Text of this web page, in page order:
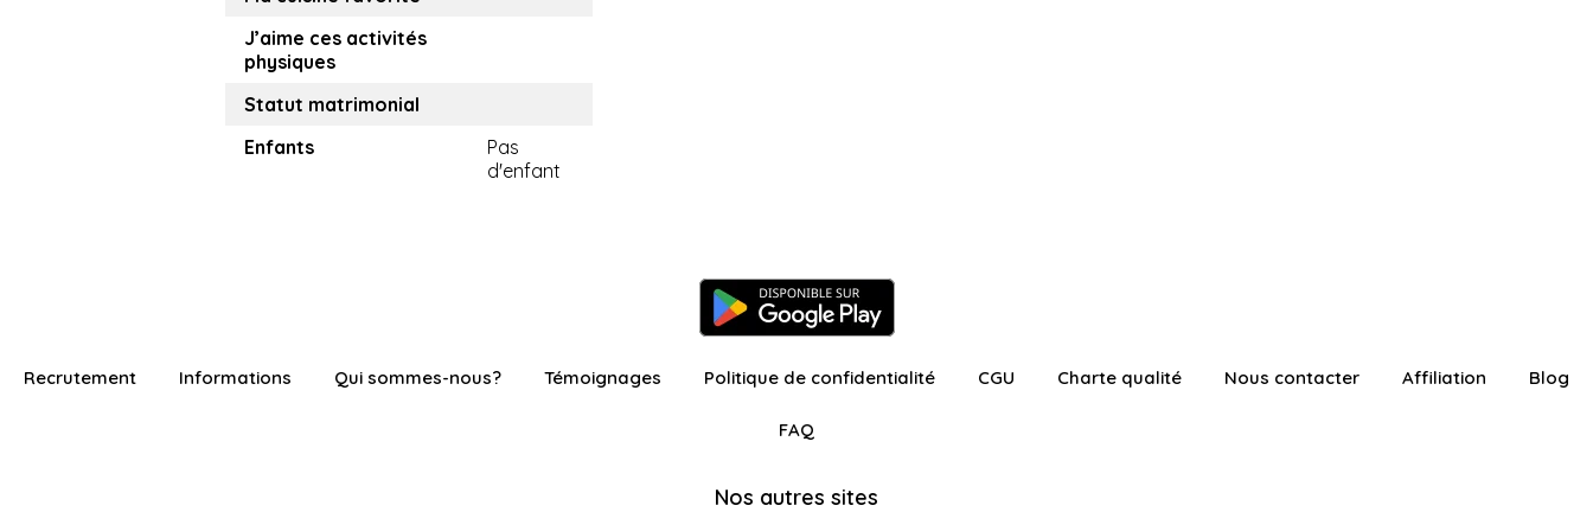
J’aime ces activités
physiques
Statut matrimonial
Enfants
Pas
d'enfant
Recrutement Informations Qui sommes-nous? Témoignages Politique de confidentialité CGU Charte qualité Nous contacter Affiliation Blog
FAQ
Nos autres sites